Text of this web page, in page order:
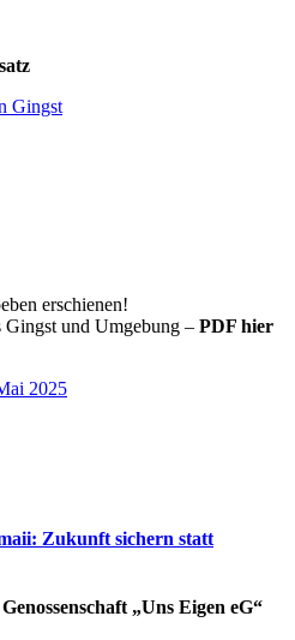
Gingst
erschienen!
Gingst und Umgebung – PDF hier
2025
Zukunft sichern statt
„Uns Eigen eG“